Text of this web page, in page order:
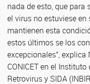
nada de esto, que
el virus no estuviese
mantienen esta
estos últimos se los
excepcionales”,
CONICET en el
Retrovirus y SIDA